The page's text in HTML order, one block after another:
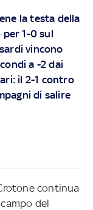
la testa della
per 1-0 sul
vincono
a -2 dai
il 2-1 contro
di salire
continua
del